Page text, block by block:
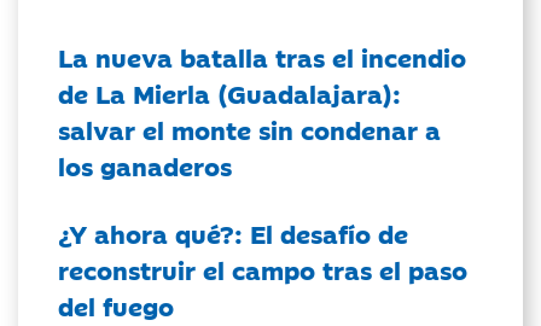
La nueva batalla tras el incendio
de La Mierla (Guadalajara):
salvar el monte sin condenar a
los ganaderos
¿Y ahora qué?: El desafío de
reconstruir el campo tras el paso
del fuego